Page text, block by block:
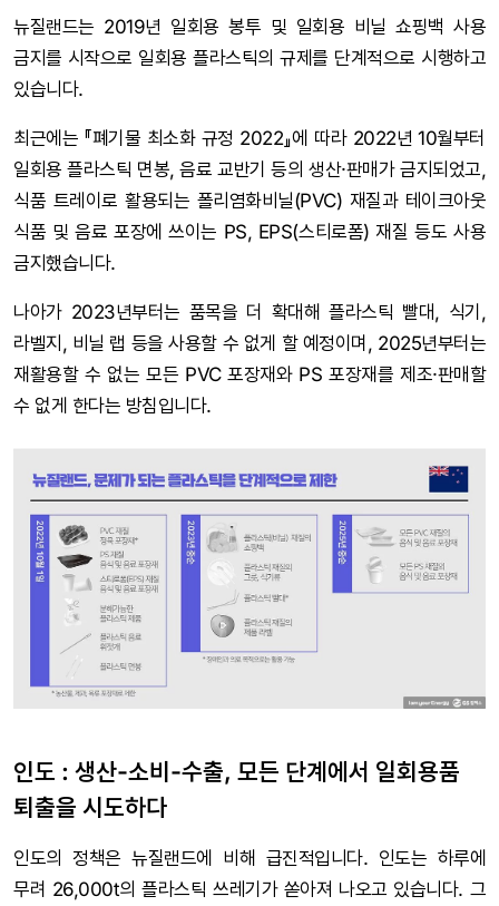
뉴질랜드는 2019년 일회용 봉투 및 일회용 비닐 쇼핑백 사용
금지를 시작으로 일회용 플라스틱의 규제를 단계적으로 시행하고
있습니다.
최근에는 『폐기물 최소화 규정 2022』에 따라 2022년 10월부터
일회용 플라스틱 면봉, 음료 교반기 등의 생산·판매가 금지되었고,
식품 트레이로 활용되는 폴리염화비닐(PVC) 재질과 테이크아웃
식품 및 음료 포장에 쓰이는 PS, EPS(스티로폼) 재질 등도 사용
금지했습니다.
나아가 2023년부터는 품목을 더 확대해 플라스틱 빨대, 식기,
라벨지, 비닐 랩 등을 사용할 수 없게 할 예정이며, 2025년부터는
재활용할 수 없는 모든 PVC 포장재와 PS 포장재를 제조·판매할
수 없게 한다는 방침입니다.
인도 : 생산-소비-수출, 모든 단계에서 일회용품
퇴출을 시도하다
인도의 정책은 뉴질랜드에 비해 급진적입니다. 인도는 하루에
무려 26,000t의 플라스틱 쓰레기가 쏟아져 나오고 있습니다. 그